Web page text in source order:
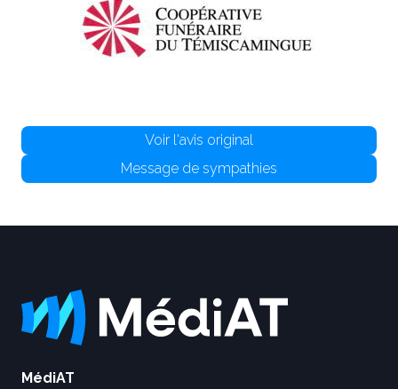
Voir l'avis original
Message de sympathies
MédiAT